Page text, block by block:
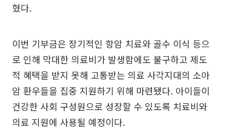
혔다.
이번 기부금은 장기적인 항암 치료와 골수 이식 등으
로 인해 막대한 의료비가 발생함에도 불구하고 제도
적 혜택을 받지 못해 고통받는 의료 사각지대의 소아
암 환우들을 집중 지원하기 위해 마련됐다. 아이들이
건강한 사회 구성원으로 성장할 수 있도록 치료비와
의료 지원에 사용될 예정이다.